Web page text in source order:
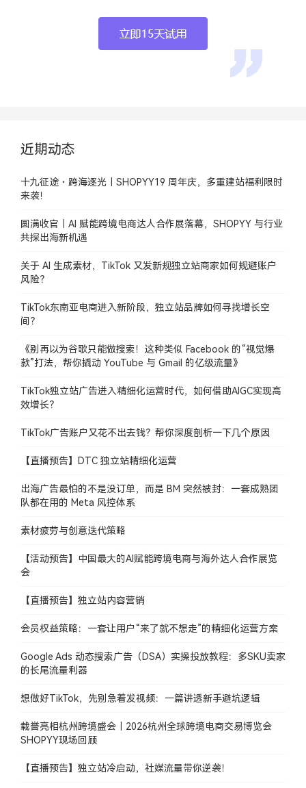
近期动态
十九征途・跨海逐光｜SHOPYY19 周年庆，多重建站福利限时
来袭！
圆满收官｜AI 赋能跨境电商达人合作展落幕，SHOPYY 与行业
共探出海新机遇
关于 AI 生成素材，TikTok 又发新规独立站商家如何规避账户
风险？
TikTok东南亚电商进入新阶段，独立站品牌如何寻找增长空
间？
《别再以为谷歌只能做搜索！这种类似 Facebook 的“视觉爆
款”打法，帮你撬动 YouTube 与 Gmail 的亿级流量》
TikTok独立站广告进入精细化运营时代，如何借助AIGC实现高
效增长？
TikTok广告账户又花不出去钱？帮你深度剖析一下几个原因
【直播预告】DTC 独立站精细化运营
出海广告最怕的不是没订单，而是 BM 突然被封：一套成熟团
队都在用的 Meta 风控体系
素材疲劳与创意迭代策略
【活动预告】中国最大的AI赋能跨境电商与海外达人合作展览
会
【直播预告】独立站内容营销
会员权益策略：一套让用户“来了就不想走”的精细化运营方案
Google Ads 动态搜索广告（DSA）实操投放教程：多SKU卖家
的长尾流量利器
想做好TikTok，先别急着发视频：一篇讲透新手避坑逻辑
载誉亮相杭州跨境盛会｜2026杭州全球跨境电商交易博览会
SHOPYY现场回顾
【直播预告】独立站冷启动，社媒流量带你逆袭！